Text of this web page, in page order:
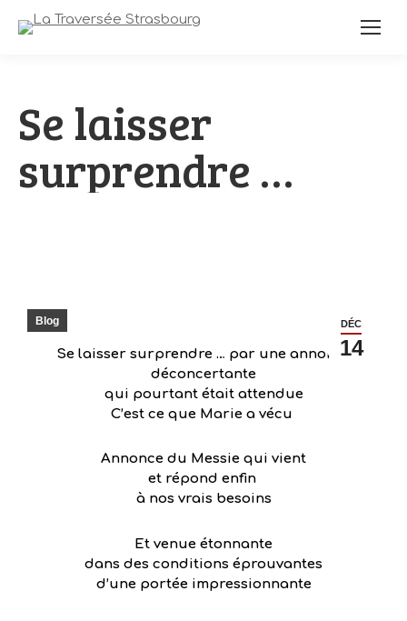
Se laisser
surprendre …
DÉC
14
Blog
Se laisser surprendre … par une annonce
déconcertante
qui pourtant était attendue
C’est ce que Marie a vécu
Annonce du Messie qui vient
et répond enfin
à nos vrais besoins
Et venue étonnante
dans des conditions éprouvantes
d’une portée impressionnante